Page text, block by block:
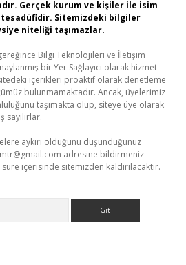
Gerçek kurum ve kişiler ile isim
Sitemizdeki bilgiler
niteliği taşımazlar.
Bilgi Teknolojileri ve İletişim
bir Yer Sağlayıcı olarak hizmet
içerikleri proaktif olarak denetleme
bulunmamaktadır. Ancak, üyelerimiz
taşımakta olup, siteye üye olarak
aykırı olduğunu düşündüğünüz
adresine bildirmeniz
içerisinde sitemizden kaldırılacaktır.